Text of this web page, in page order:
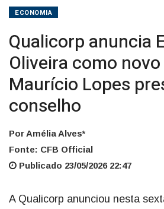
ECONOMIA
Qualicorp anuncia
Oliveira como novo
Maurício Lopes
conselho
Por Amélia Alves*
Fonte: CFB Official
Publicado 23/05/2026 22:47
A Qualicorp anunciou nesta